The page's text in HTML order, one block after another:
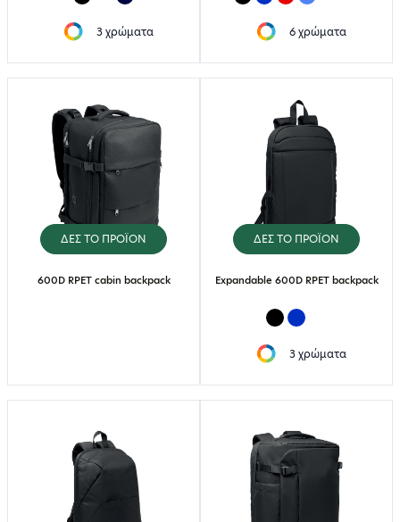
3 χρώματα 6 χρώματα
ΔΕΣ ΤΟ ΠΡΟΪΟΝ
600D RPET cabin backpack
ΔΕΣ ΤΟ ΠΡΟΪΟΝ
Expandable 600D RPET backpack
3 χρώματα